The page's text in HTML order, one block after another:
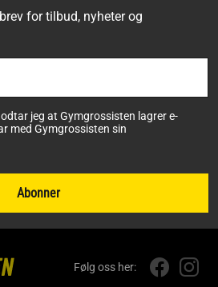
for tilbud, nyheter og
jeg at Gymgrossisten lagrer e-
med Gymgrossisten sin
Abonner
Følg oss her: